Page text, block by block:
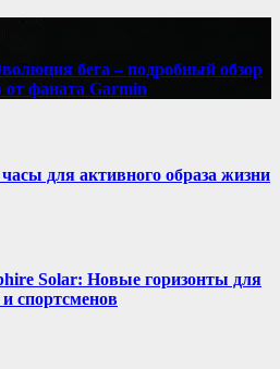
бега – подробный обзор
фаната Garmin
для активного образа жизни
Solar: Новые горизонты для
спортсменов